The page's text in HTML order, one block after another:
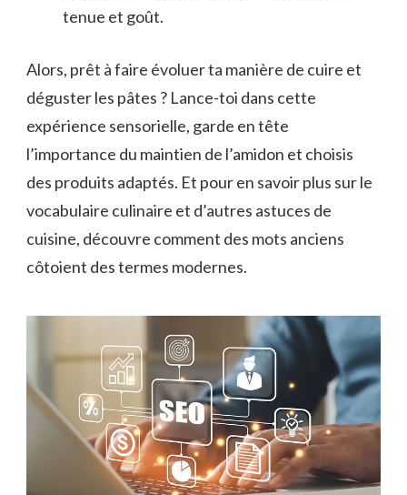
tenue et goût.
Alors, prêt à faire évoluer ta manière de cuire et
déguster les pâtes ? Lance-toi dans cette
expérience sensorielle, garde en tête
l’importance du maintien de l’amidon et choisis
des produits adaptés. Et pour en savoir plus sur le
vocabulaire culinaire et d’autres astuces de
cuisine, découvre comment des mots anciens
côtoient des termes modernes.